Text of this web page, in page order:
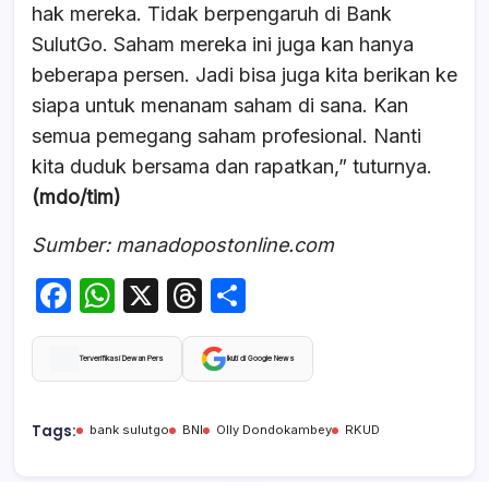
hak mereka. Tidak berpengaruh di Bank
SulutGo. Saham mereka ini juga kan hanya
beberapa persen. Jadi bisa juga kita berikan ke
siapa untuk menanam saham di sana. Kan
semua pemegang saham profesional. Nanti
kita duduk bersama dan rapatkan,” tuturnya.
(mdo/tim)
Sumber: manadopostonline.com
F
a
c
b
W
h
at
A
X
T
hr
e
d
h
ar
Terverifikasi Dewan Pers Ikuti di Google News
Tags: bank sulutgo BNI Olly Dondokambey RKUD